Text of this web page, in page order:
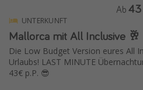
Reise Journal
UNTERKUNFT
Mallorca mit All Inclusive 🥂
Die Low Budget Version eures All
Urlaubs! LAST MINUTE
43€ p.P. 😎
Ab